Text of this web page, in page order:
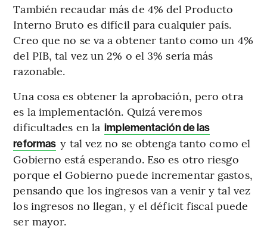
También recaudar más de 4% del Producto
Interno Bruto es difícil para cualquier país.
Creo que no se va a obtener tanto como un 4%
del PIB, tal vez un 2% o el 3% sería más
razonable.
Una cosa es obtener la aprobación, pero otra
es la implementación. Quizá veremos
dificultades en la implementación de las
reformas y tal vez no se obtenga tanto como el
Gobierno está esperando. Eso es otro riesgo
porque el Gobierno puede incrementar gastos,
pensando que los ingresos van a venir y tal vez
los ingresos no llegan, y el déficit fiscal puede
ser mayor.